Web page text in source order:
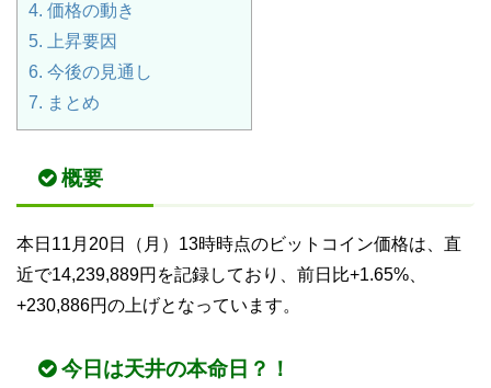
4. 価格の動き
5. 上昇要因
6. 今後の見通し
7. まとめ
概要
本日11月20日（月）13時時点のビットコイン価格は、直
近で14,239,889円を記録しており、前日比+1.65%、
+230,886円の上げとなっています。
今日は天井の本命日？！